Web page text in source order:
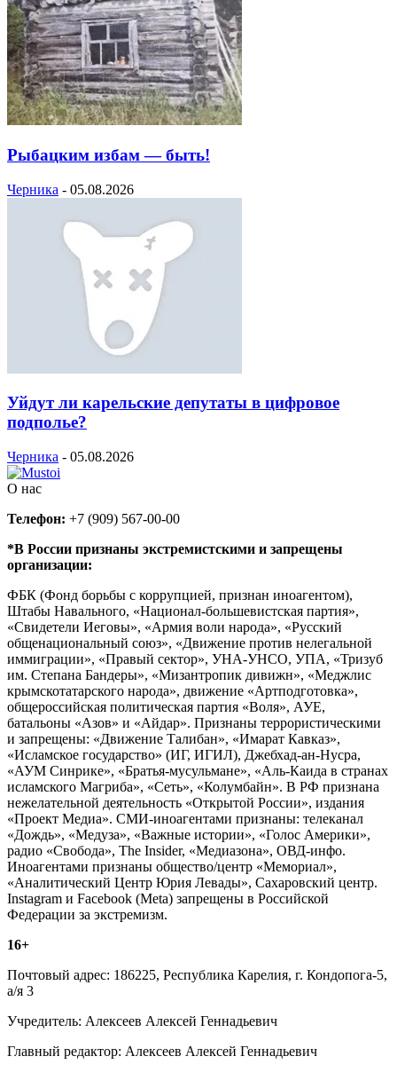
Рыбацким избам — быть!
Черника - 05.08.2026
Уйдут ли карельские депутаты в цифровое
подполье?
Черника - 05.08.2026
О нас
Телефон: +7 (909) 567-00-00
*В России признаны экстремистскими и запрещены
организации:
ФБК (Фонд борьбы с коррупцией, признан иноагентом),
Штабы Навального, «Национал-большевистская партия»,
«Свидетели Иеговы», «Армия воли народа», «Русский
общенациональный союз», «Движение против нелегальной
иммиграции», «Правый сектор», УНА-УНСО, УПА, «Тризуб
им. Степана Бандеры», «Мизантропик дивижн», «Меджлис
крымскотатарского народа», движение «Артподготовка»,
общероссийская политическая партия «Воля», АУЕ,
батальоны «Азов» и «Айдар». Признаны террористическими
и запрещены: «Движение Талибан», «Имарат Кавказ»,
«Исламское государство» (ИГ, ИГИЛ), Джебхад-ан-Нусра,
«АУМ Синрике», «Братья-мусульмане», «Аль-Каида в странах
исламского Магриба», «Сеть», «Колумбайн». В РФ признана
нежелательной деятельность «Открытой России», издания
«Проект Медиа». СМИ-иноагентами признаны: телеканал
«Дождь», «Медуза», «Важные истории», «Голос Америки»,
радио «Свобода», The Insider, «Медиазона», ОВД-инфо.
Иноагентами признаны общество/центр «Мемориал»,
«Аналитический Центр Юрия Левады», Сахаровский центр.
Instagram и Facebook (Metа) запрещены в Российской
Федерации за экстремизм.
16+
Почтовый адрес: 186225, Республика Карелия, г. Кондопога-5,
а/я 3
Учредитель: Алексеев Алексей Геннадьевич
Главный редактор: Алексеев Алексей Геннадьевич